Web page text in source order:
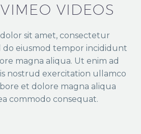
VIDEOS
sit amet, consectetur
do eiusmod tempor incididunt
magna aliqua. Ut enim ad
nostrud exercitation ullamco
et dolore magna aliqua
commodo consequat.